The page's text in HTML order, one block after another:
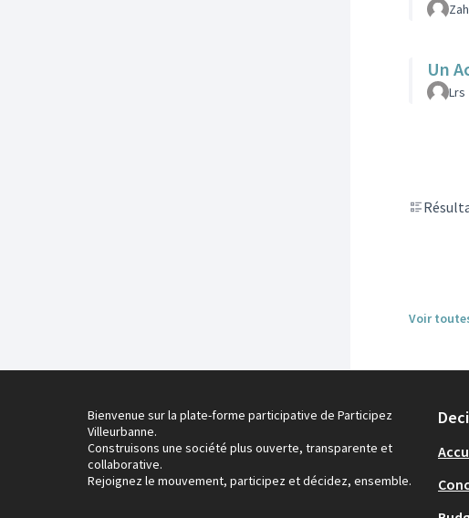
Un
Lrs
Voir
Bienvenue sur la plate-forme participative de Participez
Villeurbanne.
Construisons une société plus ouverte, transparente et
collaborative.
Rejoignez le mouvement, participez et décidez, ensemble.